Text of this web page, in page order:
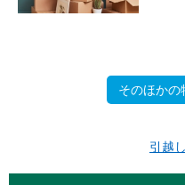
そのほかの
引越